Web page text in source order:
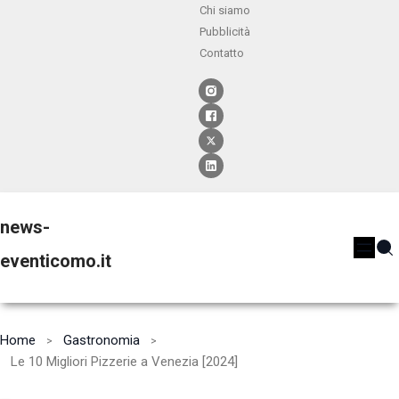
Chi siamo
Pubblicità
Contatto
news-
eventicomo.it
Home
Gastronomia
Le 10 Migliori Pizzerie a Venezia [2024]